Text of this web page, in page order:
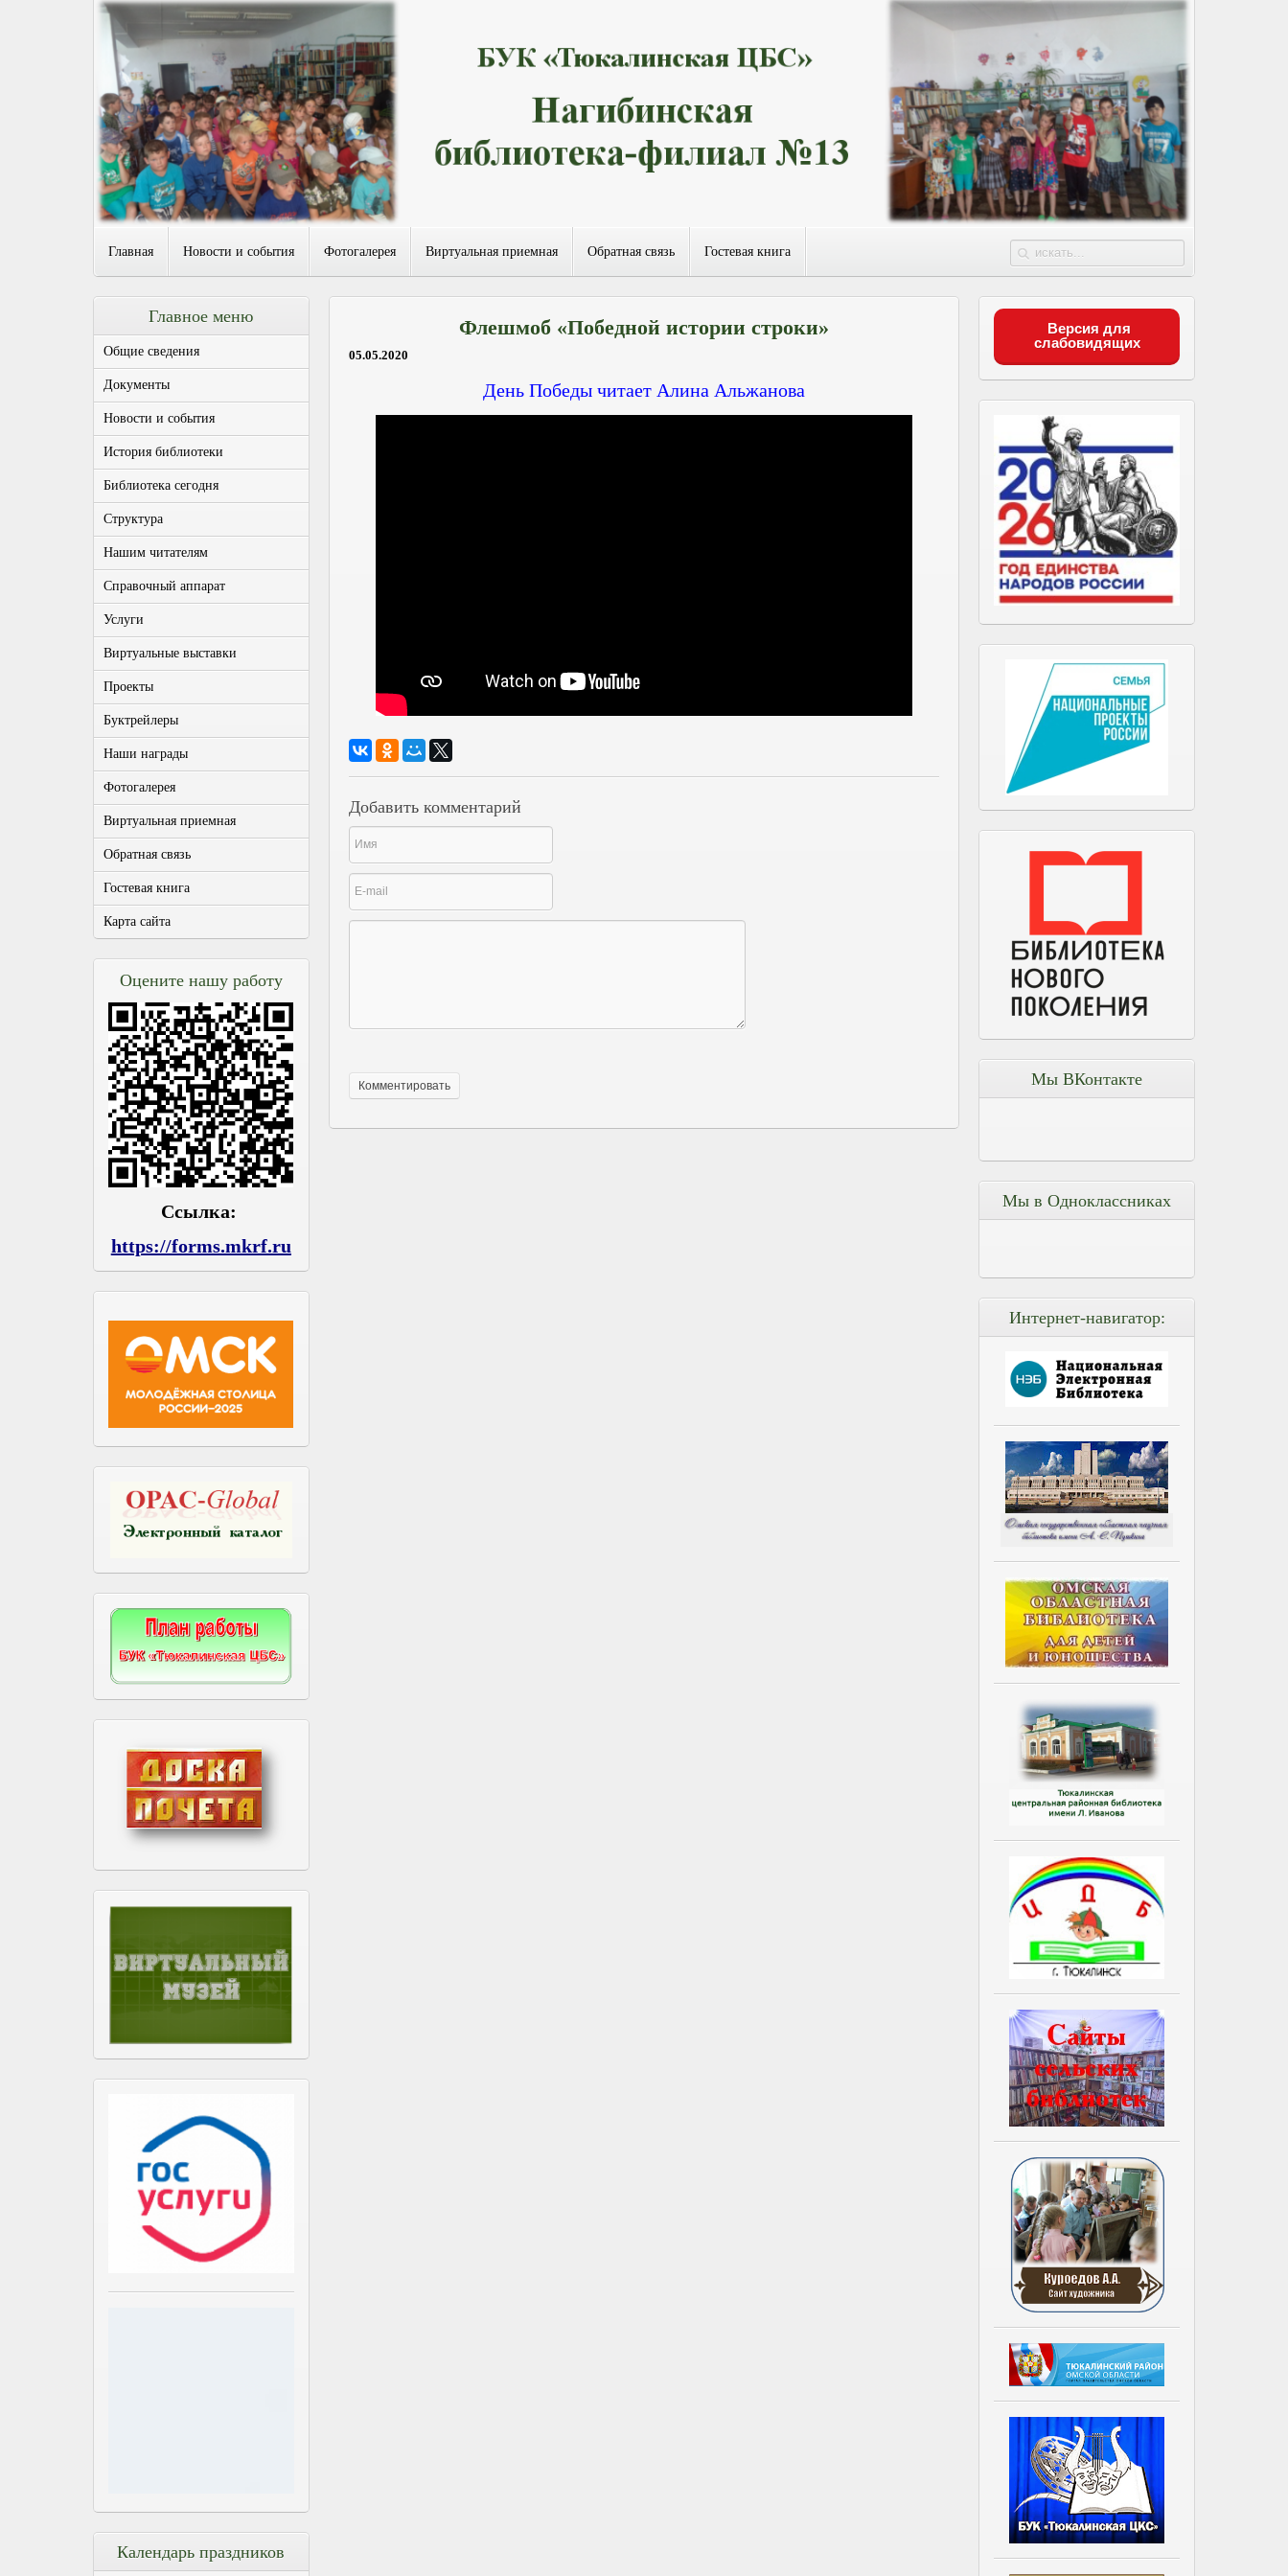
Главная Новости и события Фотогалерея Виртуальная приемная Обратная связь Гостевая книга
Флешмоб «Победной истории строки»
05.05.2020
День Победы читает Алина Альжанова
Добавить комментарий
Главное меню
Общие сведения
Документы
Новости и события
История библиотеки
Библиотека сегодня
Структура
Нашим читателям
Справочный аппарат
Услуги
Виртуальные выставки
Проекты
Буктрейлеры
Наши награды
Фотогалерея
Виртуальная приемная
Обратная связь
Гостевая книга
Карта сайта
Оцените нашу работу
Ссылка:
https://forms.mkrf.ru
Календарь праздников
Версия для
слабовидящих
Мы ВКонтакте
Мы в Одноклассниках
Интернет-навигатор: